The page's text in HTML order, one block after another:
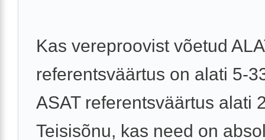
Kas vereproovist võetud
referentsväärtus on alati 5-
ASAT referentsväärtus alati
Teisisõnu, kas need on